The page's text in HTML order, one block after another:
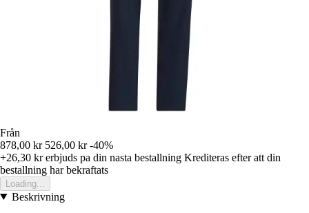
Från
878,00 kr 526,00 kr -40%
+26,30 krerbjuds pa din nasta bestallning Krediteras efter att din
bestallning har bekraftats
Loading...
Beskrivning